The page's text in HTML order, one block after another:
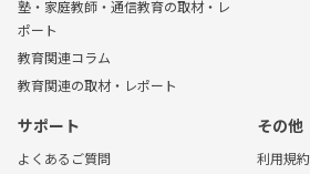
塾・家庭教師・通信教育の取材・レ
ポート
教育関連コラム
教育関連の取材・レポート
サポート
よくあるご質問
その他
利用規約